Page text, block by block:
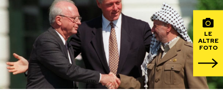
Sport
Mondiali calcio 2026
PODCAST
NEWSLETTER
LE
ALTRE
FOTO